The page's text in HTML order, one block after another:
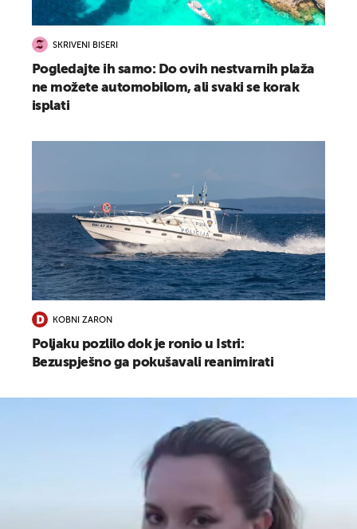
SKRIVENI BISERI
Pogledajte ih samo: Do ovih nestvarnih plaža
ne možete automobilom, ali svaki se korak
isplati
KOBNI ZARON
Poljaku pozlilo dok je ronio u Istri:
Bezuspješno ga pokušavali reanimirati